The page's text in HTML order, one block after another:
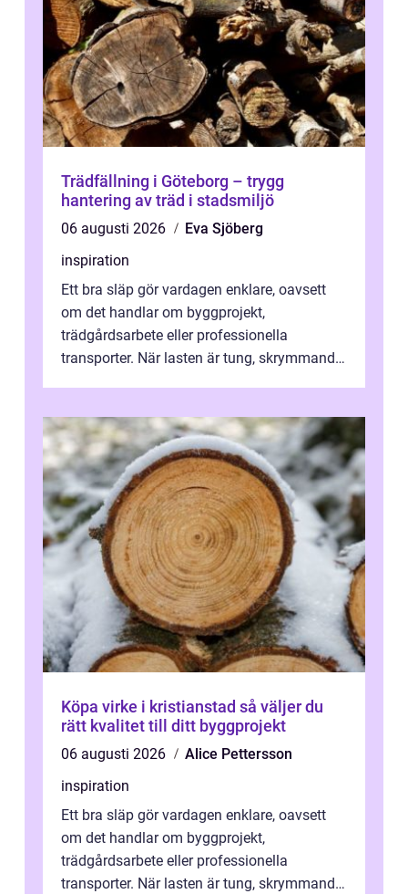
Trädfällning i Göteborg – trygg
hantering av träd i stadsmiljö
06 augusti 2026
Eva Sjöberg
inspiration
Ett bra släp gör vardagen enklare, oavsett
om det handlar om byggprojekt,
trädgårdsarbete eller professionella
transporter. När lasten är tung, skrymmande
Köpa virke i kristianstad så väljer du
rätt kvalitet till ditt byggprojekt
06 augusti 2026
Alice Pettersson
inspiration
Ett bra släp gör vardagen enklare, oavsett
om det handlar om byggprojekt,
trädgårdsarbete eller professionella
transporter. När lasten är tung, skrymmande